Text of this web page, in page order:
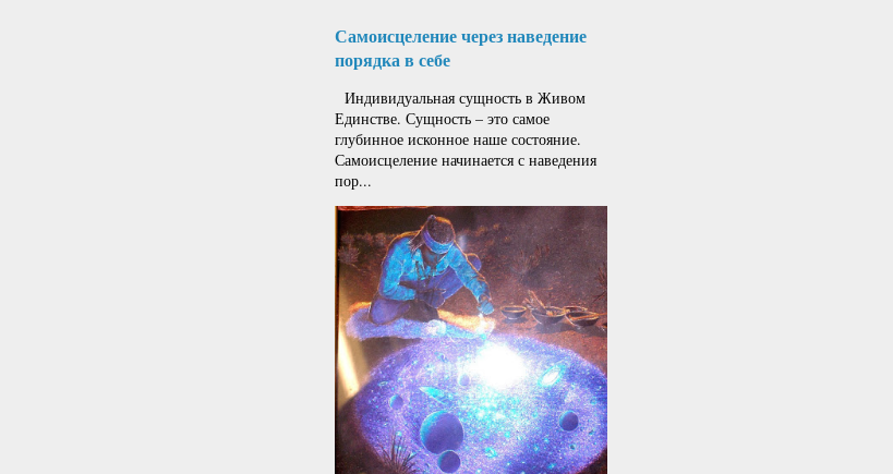
Самоисцеление через наведение
порядка в себе
Индивидуальная сущность в Живом
Единстве. Сущность – это самое
глубинное исконное наше состояние.
Самоисцеление начинается с наведения
пор...